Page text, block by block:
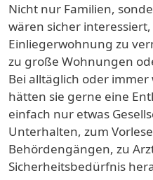
Nicht nur Familien,
wären sicher
Einliegerwohnung zu
zu große Wohnungen
Bei alltäglich oder
hätten sie gerne eine
einfach nur etwas
Unterhalten, zum
Behördengängen, zu
Sicherheitsbedürfnis